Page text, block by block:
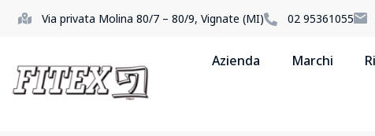
Via privata Molina 80/7 – 80/9, Vignate (MI) 02 95361055
Azienda Marchi